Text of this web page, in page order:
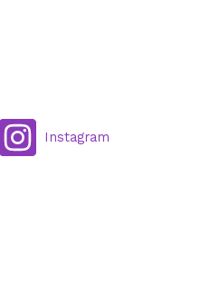
Instagram